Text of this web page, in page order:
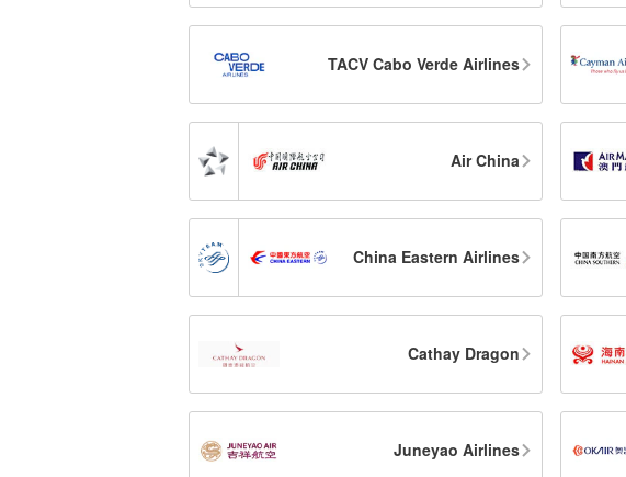
TACV Cabo Verde Airlines
Air China
China Eastern Airlines
Cathay Dragon
Juneyao Airlines